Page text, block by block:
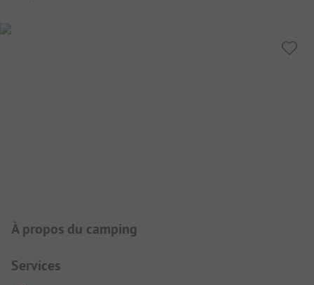
Présentation du camping
À propos du camping
Services